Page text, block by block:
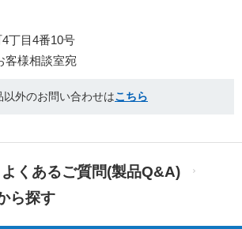
丁目4番10号
客様相談室宛
以外のお問い合わせはこちら
よくあるご質問(製品Q&A)
ら探す